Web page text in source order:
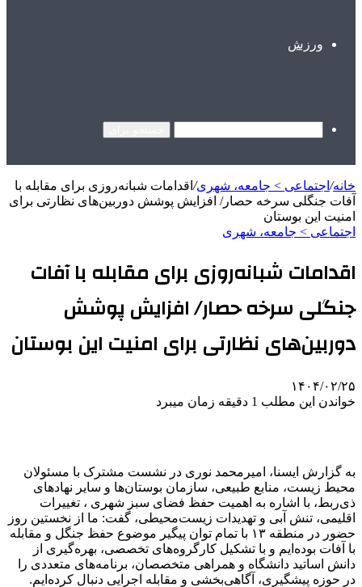
ورزش
خانه/ اجتماعی > جامعه، شهری/ اقدامات شبانه‌روزی برای مقابله با
آفات جنگلی سرخه حصار/ افزایش پوشش دوربین‌های نظارتی برای
امنیت این بوستان
اجتماعی > جامعه، شهری
اقدامات شبانه‌روزی برای مقابله با آفات
جنگلی سرخه حصار/ افزایش پوشش
دوربین‌های نظارتی برای امنیت این بوستان
۱۴۰۴/۰۲/۲۵
خواندن این مطلب 1 دقیقه زمان میبرد
به گزارش ایسنا، امیرمحمد نوری در نشست مشترک با مسئولان
محیط زیست، منابع طبیعی، سازمان بوستان‌ها و سایر نهادهای
ذی‌ربط، با اشاره به اهمیت حفظ فضای سبز شهری ، تغییرات
اقلیمی، تنش آبی و تهدیدات زیست‌محیطی، گفت: ما از نخستین روز
حضور در منطقه ۱۳ با تمام توان پیگیر موضوع حفظ جنگل و مقابله
با آفات بوده‌ایم و با تشکیل کارگروه‌های تخصصی، بهره‌گیری از
دانش اساتید دانشگاه و همراهی متخصصان، برنامه‌های متعددی را
در حوزه پیشگیری، آگاهی‌بخشی و مقابله اجرایی دنبال کرده‌ایم.